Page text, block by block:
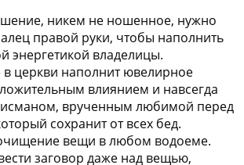
никем не ношенное, нужно
правой руки, чтобы наполнить
энергетикой владелицы.
церкви наполнит ювелирное
влиянием и навсегда
врученным любимой перед
сохранит от всех бед.
вещи в любом водоеме.
заговор даже над вещью,